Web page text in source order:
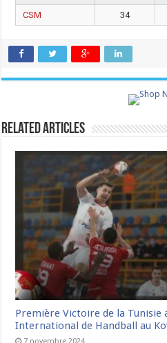
CSM
34
Related Articles
Première Victoire de la Tunisie
International de Handball au
7 novembre 2024